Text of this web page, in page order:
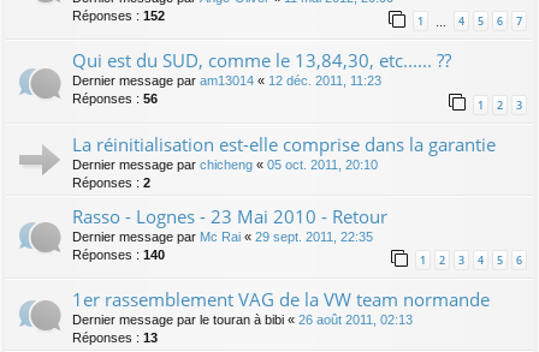
Réponses : 152 1 … 4 5 6 7
Qui est du SUD, comme le 13,84,30, etc...... ??
Dernier message par am13014 « 12 déc. 2011, 11:23
Réponses : 56 1 2 3
La réinitialisation est-elle comprise dans la garantie
Dernier message par chicheng « 05 oct. 2011, 20:10
Réponses : 2
Rasso - Lognes - 23 Mai 2010 - Retour
Dernier message par Mc Rai « 29 sept. 2011, 22:35
Réponses : 140 1 2 3 4 5 6
1er rassemblement VAG de la VW team normande
Dernier message par le touran à bibi « 26 août 2011, 02:13
Réponses : 13